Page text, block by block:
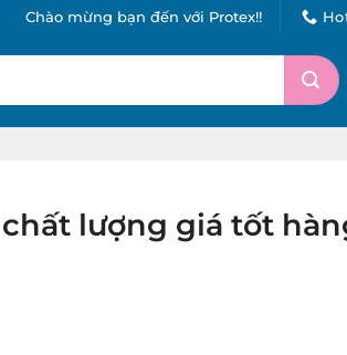
Chào mừng bạn đến với Protex!!
lượng giá tốt